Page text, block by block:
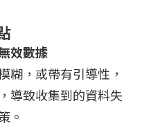
效數據
糊，或帶有引導性，
導致收集到的資料失
。